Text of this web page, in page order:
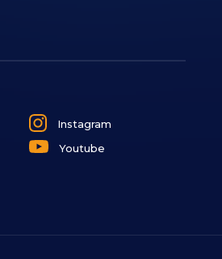
Instagram
Youtube